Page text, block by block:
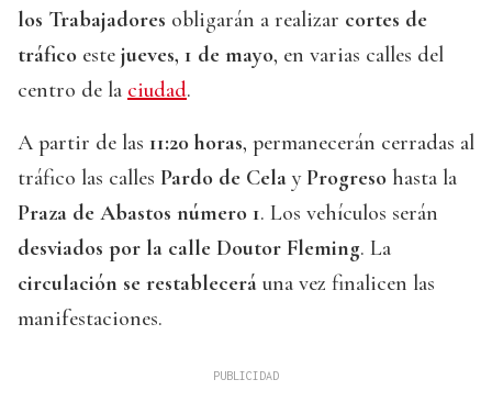
los Trabajadores obligarán a realizar cortes de
tráfico este jueves, 1 de mayo, en varias calles del
centro de la ciudad.
A partir de las 11:20 horas, permanecerán cerradas al
tráfico las calles Pardo de Cela y Progreso hasta la
Praza de Abastos número 1. Los vehículos serán
desviados por la calle Doutor Fleming. La
circulación se restablecerá una vez finalicen las
manifestaciones.